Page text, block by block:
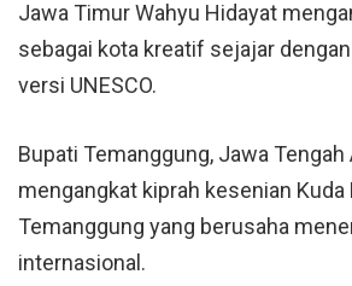
Jawa Timur Wahyu Hidayat
sebagai kota kreatif sejajar
versi UNESCO.
Bupati Temanggung, Jawa
mengangkat kiprah kesenian Kuda
Temanggung yang berusaha
internasional.